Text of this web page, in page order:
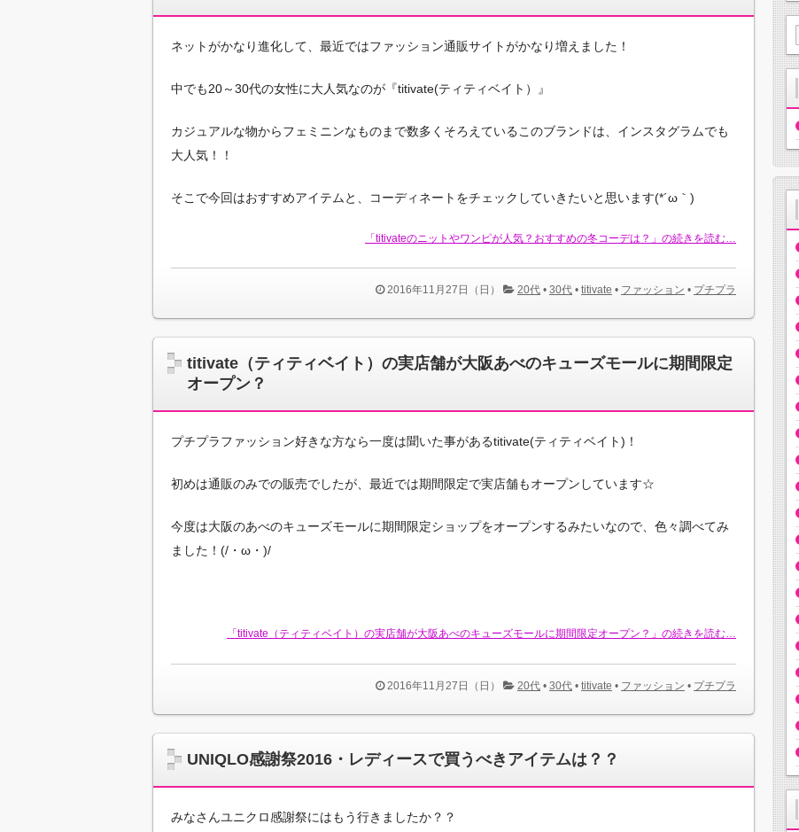
ネットがかなり進化して、最近ではファッション通販サイトがかなり増えました！
中でも20～30代の女性に大人気なのが『titivate(ティティベイト）』
カジュアルな物からフェミニンなものまで数多くそろえているこのブランドは、インスタグラムでも
大人気！！
そこで今回はおすすめアイテムと、コーディネートをチェックしていきたいと思います(*´ω｀)
「titivateのニットやワンピが人気？おすすめの冬コーデは？」の続きを読む…
2016年11月27日（日） 20代 • 30代 • titivate • ファッション • プチプラ
titivate（ティティベイト）の実店舗が大阪あべのキューズモールに期間限定
オープン？
プチプラファッション好きな方なら一度は聞いた事があるtitivate(ティティベイト)！
初めは通販のみでの販売でしたが、最近では期間限定で実店舗もオープンしています☆
今度は大阪のあべのキューズモールに期間限定ショップをオープンするみたいなので、色々調べてみ
ました！(/・ω・)/
「titivate（ティティベイト）の実店舗が大阪あべのキューズモールに期間限定オープン？」の続きを読む…
2016年11月27日（日） 20代 • 30代 • titivate • ファッション • プチプラ
UNIQLO感謝祭2016・レディースで買うべきアイテムは？？
みなさんユニクロ感謝祭にはもう行きましたか？？